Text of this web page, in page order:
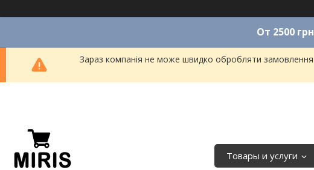
От 2500
Зараз компанія не може швидко обробляти замовлення
Товары и услуги